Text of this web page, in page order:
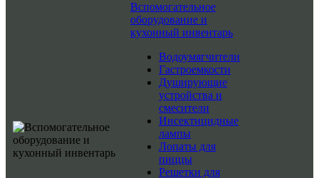
Вспомогательное
оборудование и
кухонный инвентарь
Водоумягчители
Гастроемкости
Душирующие
устройства и
смесители
Инсектицидные
лампы
Лопаты для
пиццы
Решетки для